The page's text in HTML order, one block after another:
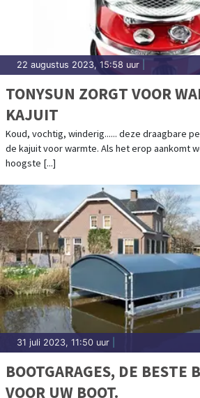
22 augustus 2023, 15:58 uur
TONYSUN ZORGT VOOR
KAJUIT
Koud, vochtig, winderig...... deze draagbare
de kajuit voor warmte. Als het erop aankomt
hoogste [...]
31 juli 2023, 11:50 uur
BOOTGARAGES, DE BESTE
VOOR UW BOOT.